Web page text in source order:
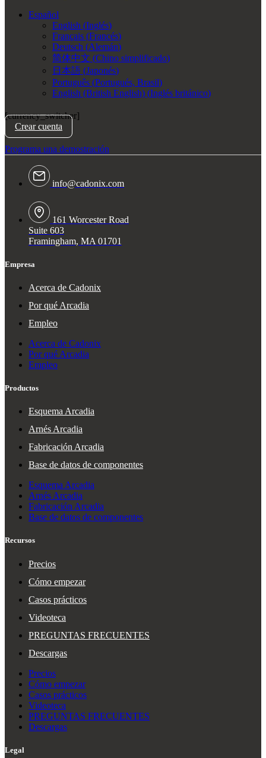
Español
English (Inglés)
Français (Francés)
Deutsch (Alemán)
简体中文 (Chino simplificado)
日本語 (Japonés)
Português (Portugués, Brasil)
English (British English) (Inglés británico)
[currency_switcher]
Crear cuenta
Programa una demostración
info@cadonix.com
161 Worcester Road
Suite 603
Framingham, MA 01701
Empresa
Acerca de Cadonix
Por qué Arcadia
Empleo
Acerca de Cadonix
Por qué Arcadia
Empleo
Productos
Esquema Arcadia
Arnés Arcadia
Fabricación Arcadia
Base de datos de componentes
Esquema Arcadia
Arnés Arcadia
Fabricación Arcadia
Base de datos de componentes
Recursos
Precios
Cómo empezar
Casos prácticos
Videoteca
PREGUNTAS FRECUENTES
Descargas
Precios
Cómo empezar
Casos prácticos
Videoteca
PREGUNTAS FRECUENTES
Descargas
Legal